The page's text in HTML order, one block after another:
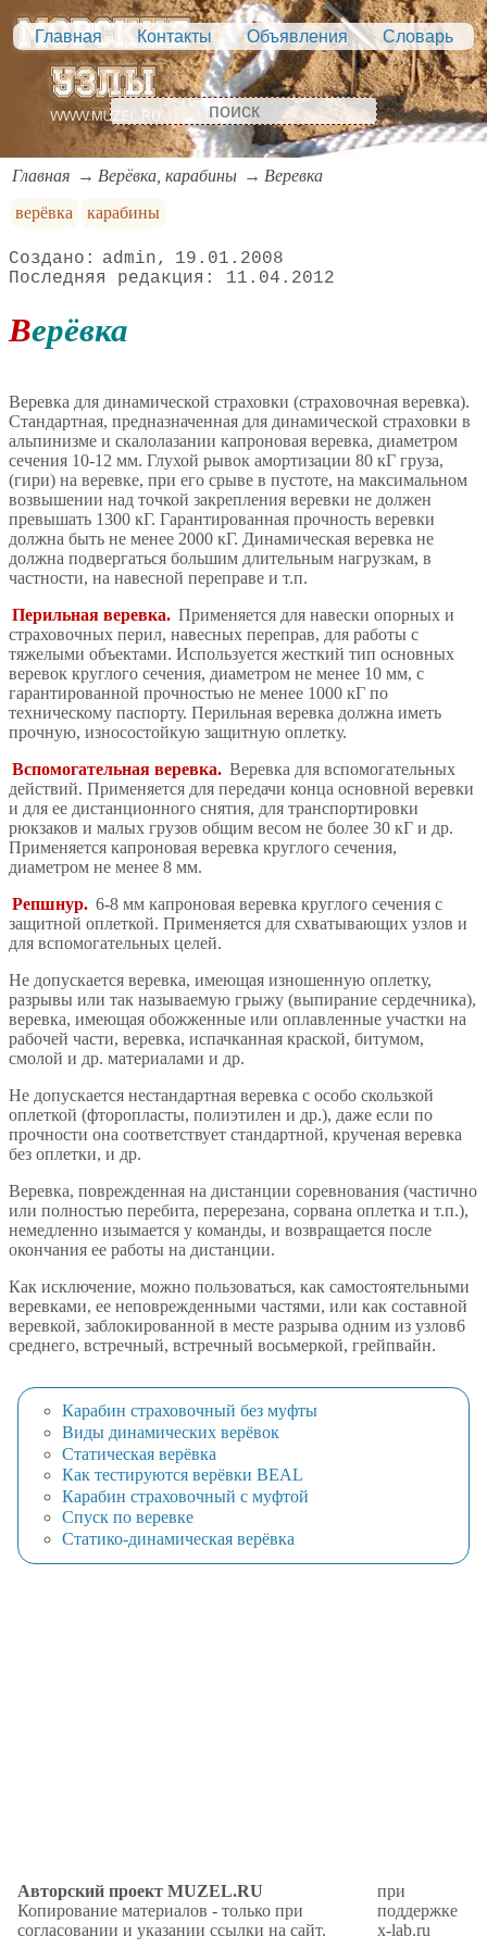
Главная Контакты Объявления Словарь
Главная Верёвка, карабины
Веревка
верёвка
карабины
admin
19.01.2008
11.04.2012
Верёвка
Веревка для динамической страховки (страховочная веревка).
Стандартная, предназначенная для динамической страховки в
альпинизме и скалолазании капроновая веревка, диаметром
сечения 10-12 мм. Глухой рывок амортизации 80 кГ груза,
(гири) на веревке, при его срыве в пустоте, на максимальном
возвышении над точкой закрепления веревки не должен
превышать 1300 кГ. Гарантированная прочность веревки
должна быть не менее 2000 кГ. Динамическая веревка не
должна подвергаться большим длительным нагрузкам, в
частности, на навесной переправе и т.п.
Перильная веревка. Применяется для навески опорных и
страховочных перил, навесных переправ, для работы с
тяжелыми объектами. Используется жесткий тип основных
веревок круглого сечения, диаметром не менее 10 мм, с
гарантированной прочностью не менее 1000 кГ по
техническому паспорту. Перильная веревка должна иметь
прочную, износостойкую защитную оплетку.
Вспомогательная веревка. Веревка для вспомогательных
действий. Применяется для передачи конца основной веревки
и для ее дистанционного снятия, для транспортировки
рюкзаков и малых грузов общим весом не более 30 кГ и др.
Применяется капроновая веревка круглого сечения,
диаметром не менее 8 мм.
Репшнур. 6-8 мм капроновая веревка круглого сечения с
защитной оплеткой. Применяется для схватывающих узлов и
для вспомогательных целей.
Не допускается веревка, имеющая изношенную оплетку,
разрывы или так называемую грыжу (выпирание сердечника),
веревка, имеющая обожженные или оплавленные участки на
рабочей части, веревка, испачканная краской, битумом,
смолой и др. материалами и др.
Не допускается нестандартная веревка с особо скользкой
оплеткой (фторопласты, полиэтилен и др.), даже если по
прочности она соответствует стандартной, крученая веревка
без оплетки, и др.
Веревка, поврежденная на дистанции соревнования (частично
или полностью перебита, перерезана, сорвана оплетка и т.п.),
немедленно изымается у команды, и возвращается после
окончания ее работы на дистанции.
Как исключение, можно пользоваться, как самостоятельными
веревками, ее неповрежденными частями, или как составной
веревкой, заблокированной в месте разрыва одним из узлов6
среднего, встречный, встречный восьмеркой, грейпвайн.
Карабин страховочный без муфты
Виды динамических верёвок
Статическая верёвка
Как тестируются верёвки BEAL
Карабин страховочный с муфтой
Спуск по веревке
Статико-динамическая верёвка
Авторский проект MUZEL.RU
Копирование материалов - только при
согласовании и указании ссылки на сайт.
при
поддержке
x-lab.ru